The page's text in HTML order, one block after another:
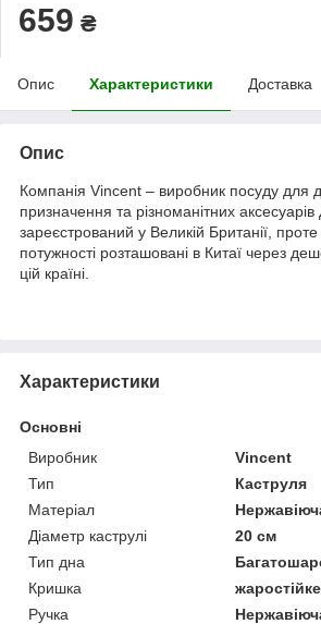
659 ₴
Опис Характеристики Доставка
Опис
Компанія Vincent – виробник посуду для
призначення та різноманітних
зареєстрований у Великій Британії,
потужності розташовані в Китаї через
цій країні.
Характеристики
Основні
Виробник
Vincent
Тип
Каструля
Матеріал
Діаметр каструлі
20 см
Тип дна
Кришка
Ручка